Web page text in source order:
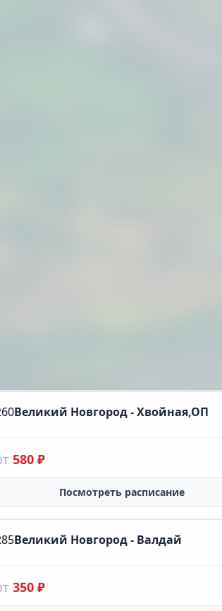
Великий Новгород - Хвойная,ОП
580 ₽
Посмотреть расписание
Великий Новгород - Валдай
350 ₽